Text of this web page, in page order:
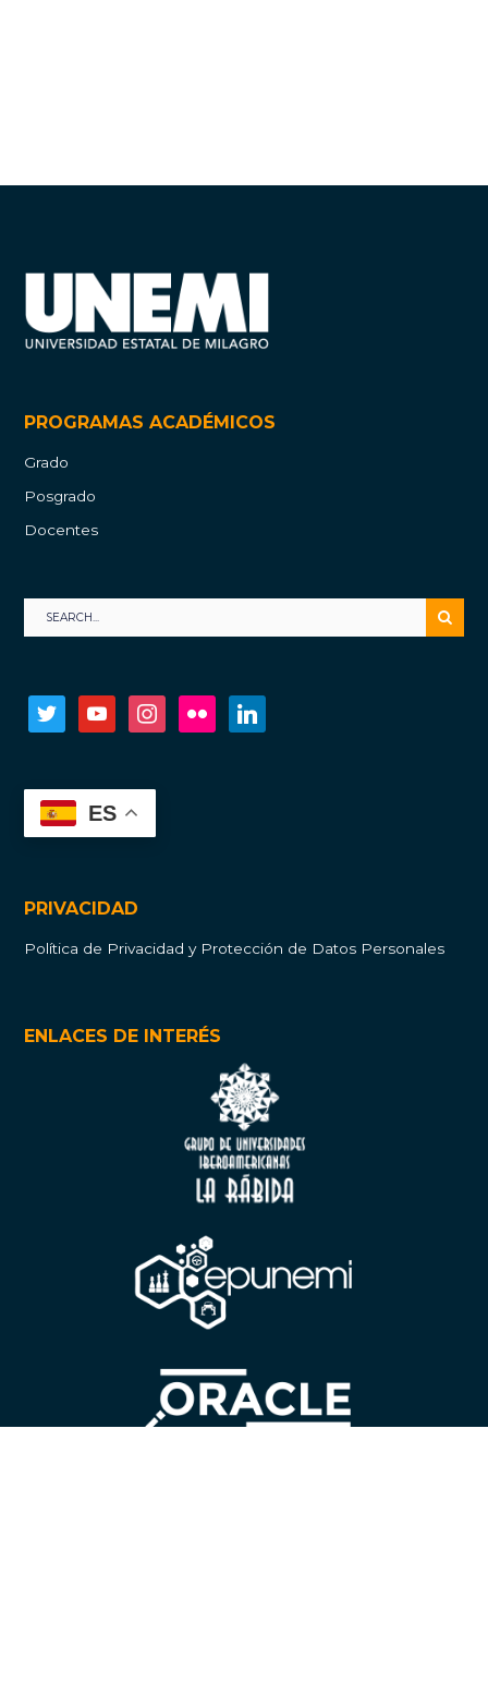
PROGRAMAS ACADÉMICOS
Grado
Posgrado
Docentes
twitter youtube instagramflickr
ES
PRIVACIDAD
Política de Privacidad y Protección de Datos Personales
ENLACES DE INTERÉS